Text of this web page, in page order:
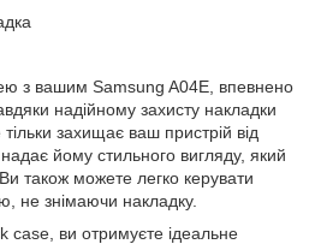
з вашим Samsung A04E, впевнено
надійному захисту накладки
захищає ваш пристрій від
йому стильного вигляду, який
також можете легко керувати
не знімаючи накладку.
ви отримуєте ідеальне